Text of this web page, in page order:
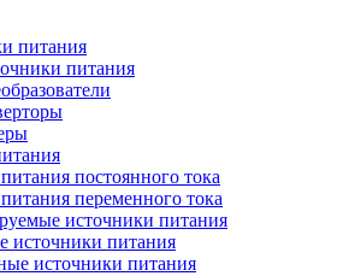
питания
питания
постоянного тока
переменного тока
источники питания
источники питания
источники питания